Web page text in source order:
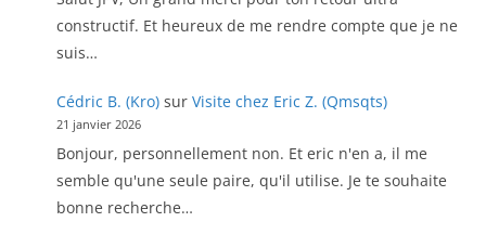
constructif. Et heureux de me rendre compte que je ne
suis…
Cédric B. (Kro)sur Visite chez Eric Z. (Qmsqts)
21 janvier 2026
Bonjour, personnellement non. Et eric n'en a, il me
semble qu'une seule paire, qu'il utilise. Je te souhaite
bonne recherche…